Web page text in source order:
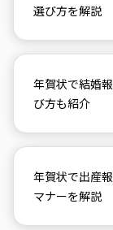
選び方を解説
年賀状で結婚
び方も紹介
年賀状で出産
マナーを解説